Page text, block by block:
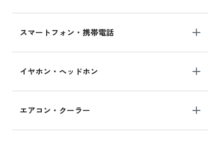
スマートフォン・携帯電話
イヤホン・ヘッドホン
エアコン・クーラー